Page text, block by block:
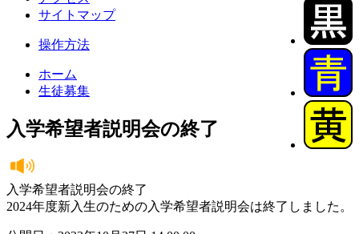
サイトマップ
操作方法
ホーム
生徒募集
入学希望者説明会の終了
入学希望者説明会の終了
2024年度新入生のための入学希望者説明会は終了しました。